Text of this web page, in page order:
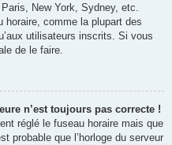
New York, Sydney, etc.
horaire, comme la plupart des
utilisateurs inscrits. Si vous
de le faire.
n’est toujours pas correcte !
réglé le fuseau horaire mais que
probable que l’horloge du serveur